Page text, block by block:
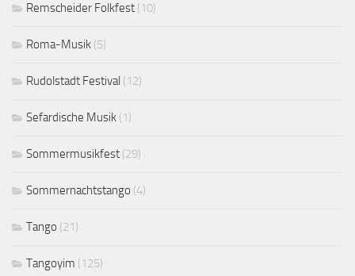
Remscheider Folkfest (10)
Roma-Musik (5)
Rudolstadt Festival (12)
Sefardische Musik (1)
Sommermusikfest (29)
Sommernachtstango (4)
Tango (21)
Tangoyim (125)